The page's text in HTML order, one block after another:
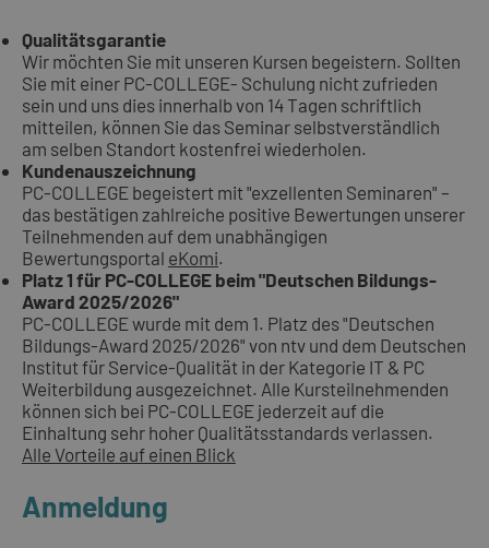
Qualitätsgarantie
Wir möchten Sie mit unseren Kursen begeistern. Sollten
Sie mit einer PC-COLLEGE- Schulung nicht zufrieden
sein und uns dies innerhalb von 14 Tagen schriftlich
mitteilen, können Sie das Seminar selbstverständlich
am selben Standort kostenfrei wiederholen.
Kundenauszeichnung
PC-COLLEGE begeistert mit "exzellenten Seminaren" –
das bestätigen zahlreiche positive Bewertungen unserer
Teilnehmenden auf dem unabhängigen
Bewertungsportal eKomi.
Platz 1 für PC-COLLEGE beim "Deutschen Bildungs-
Award 2025/2026"
PC-COLLEGE wurde mit dem 1. Platz des "Deutschen
Bildungs-Award 2025/2026" von ntv und dem Deutschen
Institut für Service-Qualität in der Kategorie IT & PC
Weiterbildung ausgezeichnet. Alle Kursteilnehmenden
können sich bei PC-COLLEGE jederzeit auf die
Einhaltung sehr hoher Qualitätsstandards verlassen.
Alle Vorteile auf einen Blick
Anmeldung